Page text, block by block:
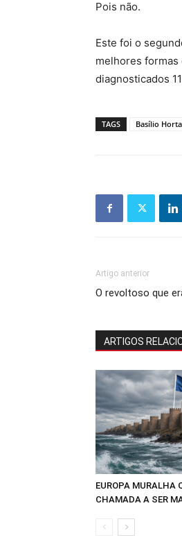
Pois não.
Este foi o
melhores formas
diagnosticados
TAGS Basílio Horta
Artigo anterior
O revoltoso que
ARTIGOS
EUROPA MURALHA
CHAMADA A SER